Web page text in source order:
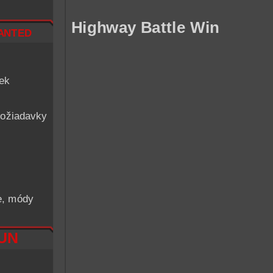
módy
Highway Battle Win